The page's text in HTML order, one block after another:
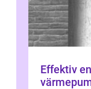
Effektiv